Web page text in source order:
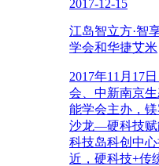
2017-12-15
江岛智立方·智
学会和华捷艾米
2017年11月17
会、中新南京
能学会主办，
沙龙—硬科技赋
科技岛科创中
近，硬科技+传